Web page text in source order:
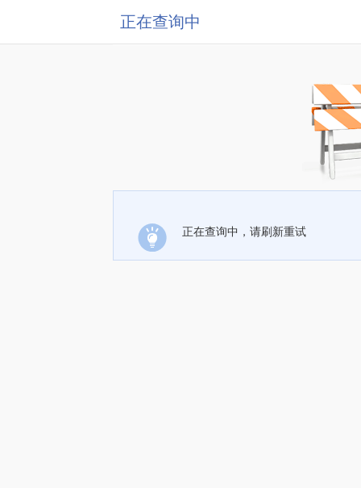
正在查询中
正在查询中，请刷新重试